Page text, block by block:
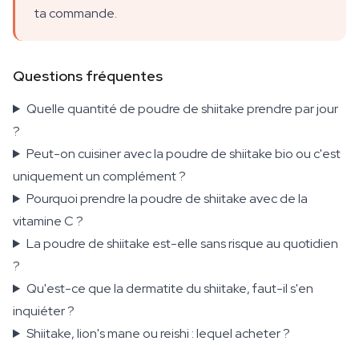
ta commande.
Questions fréquentes
Quelle quantité de poudre de shiitake prendre par jour
?
Peut-on cuisiner avec la poudre de shiitake bio ou c'est
uniquement un complément ?
Pourquoi prendre la poudre de shiitake avec de la
vitamine C ?
La poudre de shiitake est-elle sans risque au quotidien
?
Qu'est-ce que la dermatite du shiitake, faut-il s'en
inquiéter ?
Shiitake, lion's mane ou reishi : lequel acheter ?